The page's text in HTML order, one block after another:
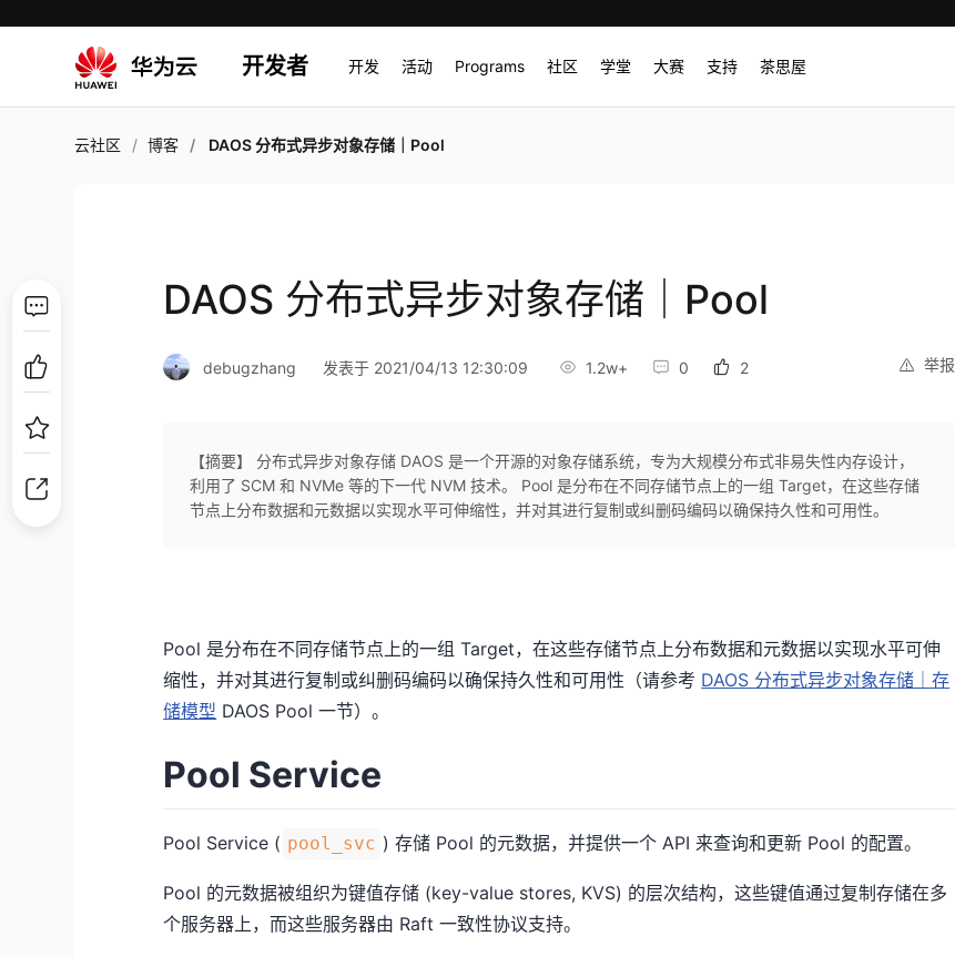
开发者 开发 活动 Programs 社区 学堂 大赛 支持 茶思屋
云社区 博客 DAOS 分布式异步对象存储｜Pool
DAOS 分布式异步对象存储｜Pool
举报
debugzhang 发表于 2021/04/13 12:30:09 1.2w+ 0 2
【摘要】 分布式异步对象存储 DAOS 是一个开源的对象存储系统，专为大规模分布式非易失性内存设计，
利用了 SCM 和 NVMe 等的下一代 NVM 技术。 Pool 是分布在不同存储节点上的一组 Target，在这些存储
节点上分布数据和元数据以实现水平可伸缩性，并对其进行复制或纠删码编码以确保持久性和可用性。
Pool 是分布在不同存储节点上的一组 Target，在这些存储节点上分布数据和元数据以实现水平可伸
缩性，并对其进行复制或纠删码编码以确保持久性和可用性（请参考 DAOS 分布式异步对象存储｜存
储模型 DAOS Pool 一节）。
Pool Service
Pool Service ( pool_svc ) 存储 Pool 的元数据，并提供一个 API 来查询和更新 Pool 的配置。
Pool 的元数据被组织为键值存储 (key-value stores, KVS) 的层次结构，这些键值通过复制存储在多
个服务器上，而这些服务器由 Raft 一致性协议支持。